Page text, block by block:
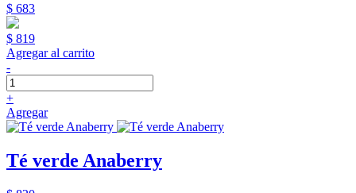
$ 683
$ 819
Agregar al carrito
-
+
Agregar
Té verde Anaberry